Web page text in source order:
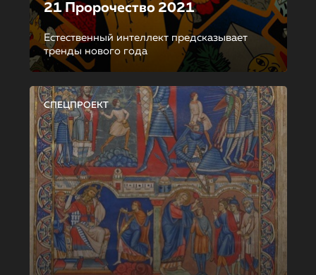
21 Пророчество 2021
Естественный интеллект предсказывает
тренды нового года
СПЕЦПРОЕКТ